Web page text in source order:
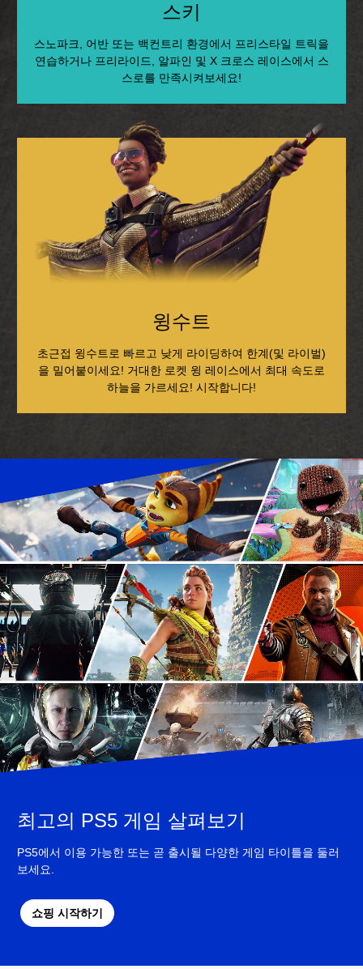
스키
스노파크, 어반 또는 백컨트리 환경에서 프리스타일 트릭을
연습하거나 프리라이드, 알파인 및 X 크로스 레이스에서 스
스로를 만족시켜보세요!
윙수트
초근접 윙수트로 빠르고 낮게 라이딩하여 한계(및 라이벌)
을 밀어붙이세요! 거대한 로켓 윙 레이스에서 최대 속도로
하늘을 가르세요! 시작합니다!
최고의 PS5 게임 살펴보기
PS5에서 이용 가능한 또는 곧 출시될 다양한 게임 타이틀을 둘러
보세요.
쇼핑 시작하기